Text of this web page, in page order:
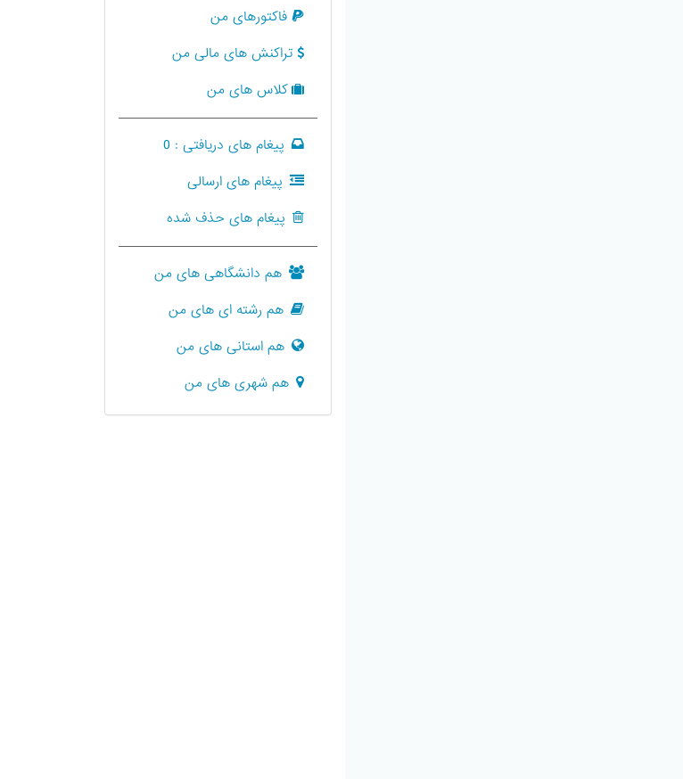
فاکتورهای من
تراکنش های مالی من
کلاس های من
پیغام های دریافتی : 0
پیغام های ارسالی
پیغام های حذف شده
هم دانشگاهی های من
هم رشته ای های من
هم استانی های من
هم شهری های من